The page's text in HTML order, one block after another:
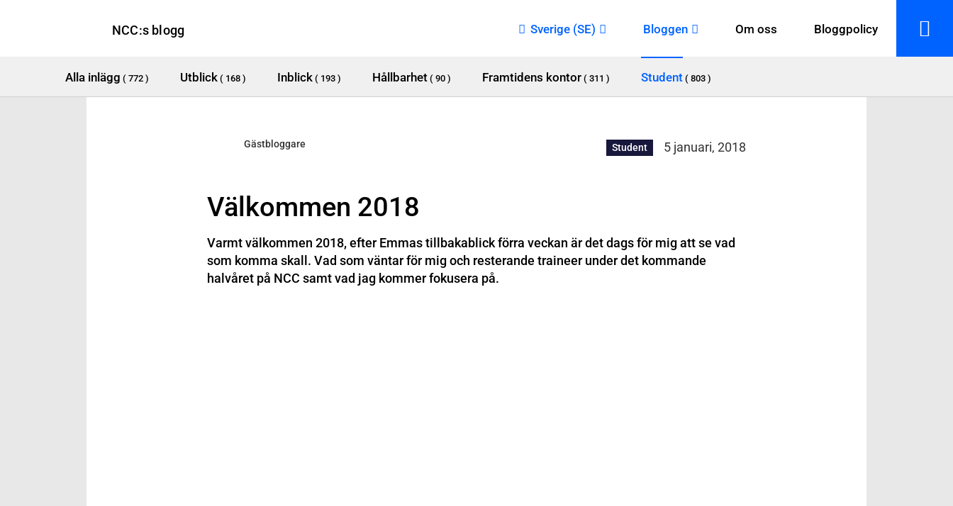
NCC:s blogg Sverige (SE) Bloggen Om oss Bloggpolicy
Alla inlägg ( 772 ) Utblick ( 168 ) Inblick ( 193 ) Hållbarhet ( 90 ) Framtidens kontor ( 311 ) Student ( 803 )
Gästbloggare Student 5 januari, 2018
Välkommen 2018
Varmt välkommen 2018, efter Emmas tillbakablick förra veckan är det dags för mig att se vad
som komma skall. Vad som väntar för mig och resterande traineer under det kommande
halvåret på NCC samt vad jag kommer fokusera på.